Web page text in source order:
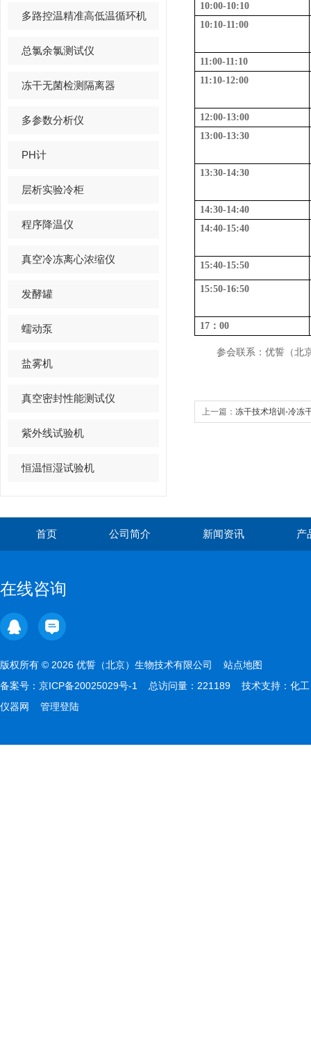
多路控温精准高低温循环机
总氯余氯测试仪
冻干无菌检测隔离器
多参数分析仪
PH计
层析实验冷柜
程序降温仪
真空冷冻离心浓缩仪
发酵罐
蠕动泵
盐雾机
真空密封性能测试仪
紫外线试验机
恒温恒湿试验机
10:00-10:10
10:10-11:00
11:00-11:10
11:10-12:00
12:00-13:00
13:00-13:30
13:30-14:30
14:30-14:40
14:40-15:40
15:40-15:50
15:50-16:50
17 ： 00
参会联系：优誓（北
上一篇： 冻干技术培训-冷冻
首页 公司简介 新闻资讯 产
在线咨询
版权所有 © 2026 优誓（北京）生物技术有限公司 站点地图
备案号： 京ICP备20025029号-1 总访问量：221189 技术支持： 化工
仪器网
管理登陆